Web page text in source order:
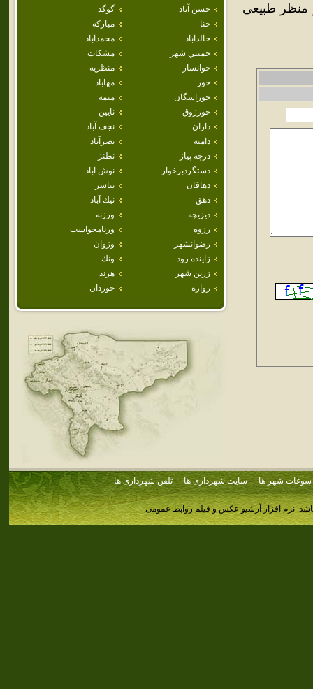
حسن آباد
گوگد
حنا
مباركه
خالدآباد
محمدآباد
خميني شهر
مشكات
خوانسار
منظريه
خور
مهاباد
خوراسگان
ميمه
خورزوق
نايين
داران
نجف آباد
دامنه
نصرآباد
درچه پياز
نطنز
دستگردبرخوار
نوش آباد
دهاقان
نياسر
دهق
نيك آباد
ديزيچه
ورزنه
رزوه
ورنامخواست
رضوانشهر
وزوان
زاينده رود
ونك
زرين شهر
هرند
زواره
جوزدان
از نظر منظر طبیعی
سوغات شهر ها سایت شهرداری ها تلفن شهرداری ها
نرم افزار آرشیو عکس و فیلم روابط عمومی